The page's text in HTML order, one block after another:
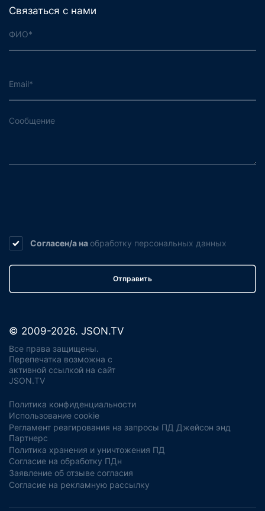
Связаться с нами
Согласен/а на обработку персональных данных
Отправить
© 2009-2026. JSON.TV
Все права защищены.
Перепечатка возможна с
активной ссылкой на сайт
JSON.TV
Политика конфиденциальности
Использование cookie
Регламент реагирования на запросы ПД Джейсон энд
Партнерс
Политика хранения и уничтожения ПД
Согласие на обработку ПДн
Заявление об отзыве согласия
Согласие на рекламную рассылку